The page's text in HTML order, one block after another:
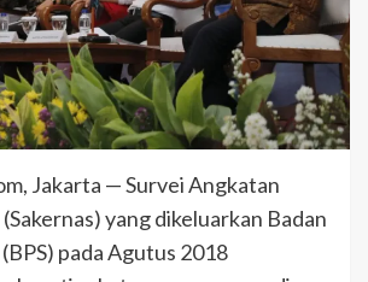
Jakarta — Survei Angkatan
yang dikeluarkan Badan
pada Agutus 2018